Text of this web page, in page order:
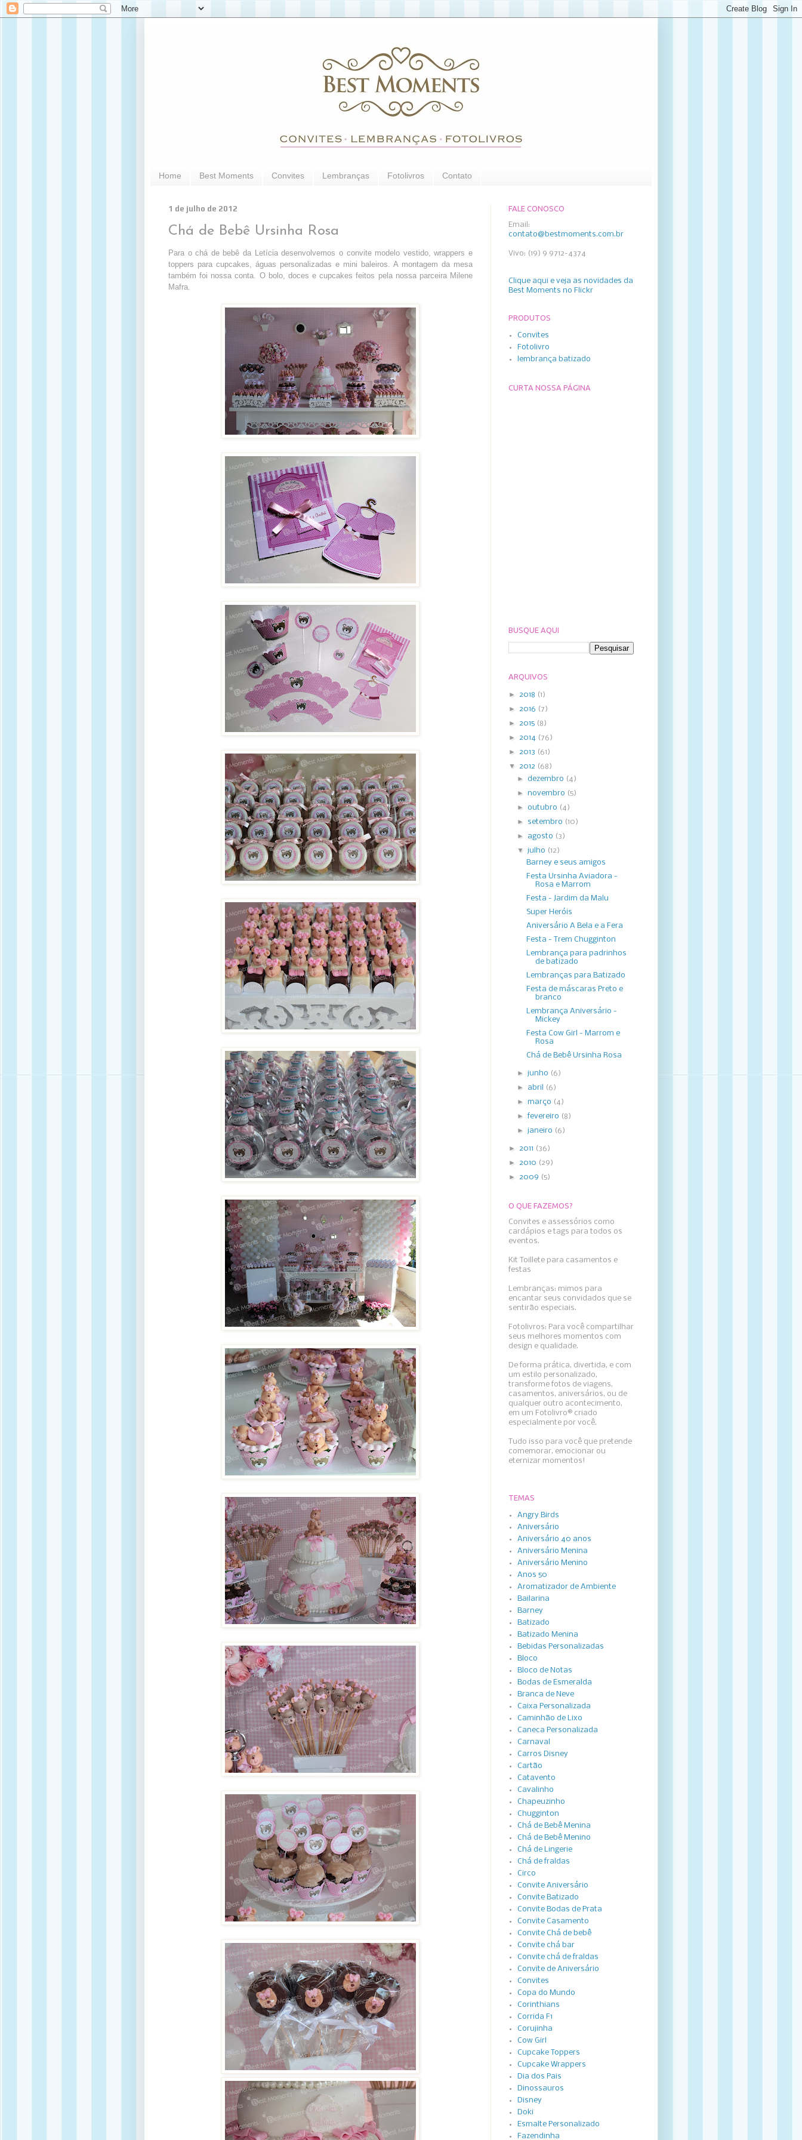
Home Best Moments Convites Lembranças Fotolivros Contato
1 de julho de 2012
Chá de Bebê Ursinha Rosa
Para o chá de bebê da Letícia desenvolvemos o convite modelo vestido, wrappers e
toppers para cupcakes, águas personalizadas e mini baleiros. A montagem da mesa
também foi nossa conta. O bolo, doces e cupcakes feitos pela nossa parceira Milene
Mafra.
FALE CONOSCO
Email:
contato@bestmoments.com.br
Vivo: (19) 9 9712-4374
Clique aqui e veja as novidades da
Best Moments no Flickr
PRODUTOS
Convites
Fotolivro
lembrança batizado
CURTA NOSSA PÁGINA
BUSQUE AQUI
ARQUIVOS
► 2018 (1)
► 2016 (7)
► 2015 (8)
► 2014 (76)
► 2013 (61)
▼ 2012 (68)
► dezembro (4)
►novembro (5)
►outubro (4)
► setembro (10)
► agosto (3)
▼julho (12)
Barney e seus amigos
Festa Ursinha Aviadora -
Rosa e Marrom
Festa - Jardim da Malu
Super Heróis
Aniversário A Bela e a Fera
Festa - Trem Chugginton
Lembrança para padrinhos
de batizado
Lembranças para Batizado
Festa de máscaras Preto e
branco
Lembrança Aniversário -
Mickey
Festa Cow Girl - Marrom e
Rosa
Chá de Bebê Ursinha Rosa
►junho (6)
► abril (6)
►março (4)
►fevereiro (8)
►janeiro (6)
► 2011 (36)
► 2010 (29)
► 2009 (5)
O QUE FAZEMOS?
Convites e assessórios como
cardápios e tags para todos os
eventos.
Kit Toillete para casamentos e
festas
Lembranças: mimos para
encantar seus convidados que se
sentirão especiais.
Fotolivros: Para você compartilhar
seus melhores momentos com
design e qualidade.
De forma prática, divertida, e com
um estilo personalizado,
transforme fotos de viagens,
casamentos, aniversários, ou de
qualquer outro acontecimento,
em um Fotolivro® criado
especialmente por você.
Tudo isso para você que pretende
comemorar, emocionar ou
eternizar momentos!
TEMAS
Angry Birds
Aniversário
Aniversário 40 anos
Aniversário Menina
Aniversário Menino
Anos 50
Aromatizador de Ambiente
Bailarina
Barney
Batizado
Batizado Menina
Bebidas Personalizadas
Bloco
Bloco de Notas
Bodas de Esmeralda
Branca de Neve
Caixa Personalizada
Caminhão de Lixo
Caneca Personalizada
Carnaval
Carros Disney
Cartão
Catavento
Cavalinho
Chapeuzinho
Chugginton
Chá de Bebê Menina
Chá de Bebê Menino
Chá de Lingerie
Chá de fraldas
Circo
Convite Aniversário
Convite Batizado
Convite Bodas de Prata
Convite Casamento
Convite Chá de bebê
Convite chá bar
Convite chá de fraldas
Convite de Aniversário
Convites
Copa do Mundo
Corinthians
Corrida F1
Corujinha
Cow Girl
Cupcake Toppers
Cupcake Wrappers
Dia dos Pais
Dinossauros
Disney
Doki
Esmalte Personalizado
Fazendinha